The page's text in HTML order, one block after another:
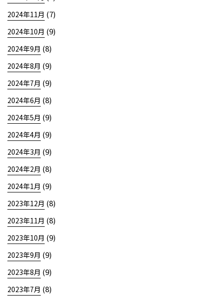
2024年11月 (7)
2024年10月 (9)
2024年9月 (8)
2024年8月 (9)
2024年7月 (9)
2024年6月 (8)
2024年5月 (9)
2024年4月 (9)
2024年3月 (9)
2024年2月 (8)
2024年1月 (9)
2023年12月 (8)
2023年11月 (8)
2023年10月 (9)
2023年9月 (9)
2023年8月 (9)
2023年7月 (8)